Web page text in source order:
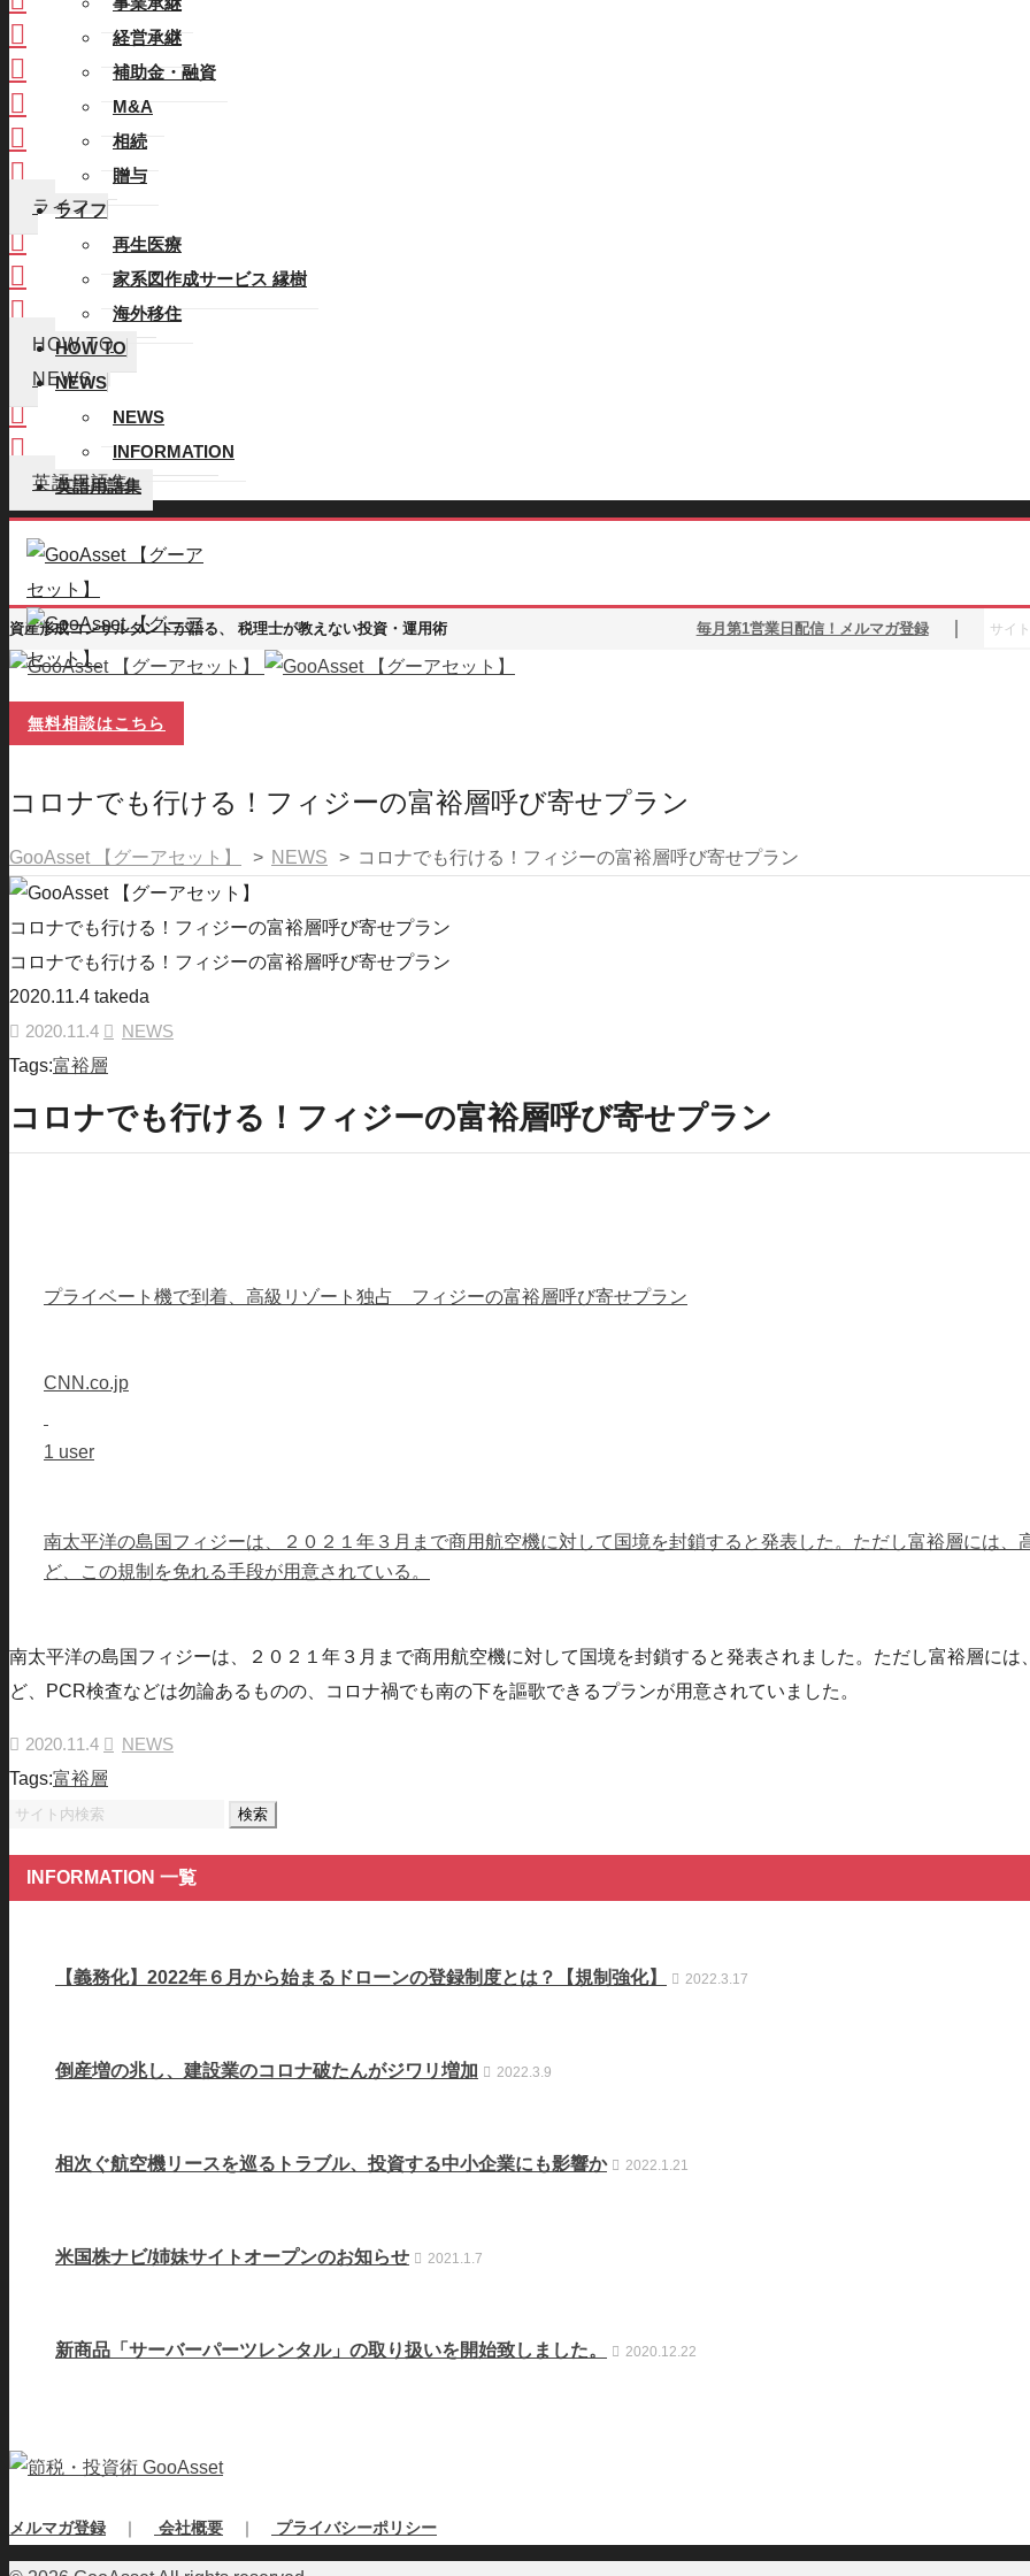
経営承継
補助金・融資
M&A
相続
贈与
ライフ
再生医療
家系図作成サービス 縁樹
海外移住
HOW TO
NEWS
NEWS
INFORMATION
英語用語集
資産形成コンサルタントが語る、 税理士が教えない投資・運用術 毎月第1営業日配信！メルマガ登録｜
経営承継
補助金・融資
M&A
相続
贈与
ライフ
再生医療
家系図作成サービス 縁樹
海外移住
HOW TO
NEWS
NEWS
INFORMATION
英語用語集
無料相談はこちら
コロナでも行ける！フィジーの富裕層呼び寄せプラン
GooAsset 【グーアセット】 > NEWS > コロナでも行ける！フィジーの富裕層呼び寄せプラン
コロナでも行ける！フィジーの富裕層呼び寄せプラン
コロナでも行ける！フィジーの富裕層呼び寄せプラン
2020.11.4 takeda
2020.11.4
NEWS
Tags:富裕層
コロナでも行ける！フィジーの富裕層呼び寄せプラン
プライベート機で到着、高級リゾート独占 フィジーの富裕層呼び寄せプラン
CNN.co.jp
1 user
南太平洋の島国フィジーは、２０２１年３月まで商用航空機に対して国境を封鎖すると発表した。ただし富裕層には
ど、この規制を免れる手段が用意されている。
南太平洋の島国フィジーは、２０２１年３月まで商用航空機に対して国境を封鎖すると発表されました。ただし富裕層に
ど、PCR検査などは勿論あるものの、コロナ禍でも南の下を謳歌できるプランが用意されていました。
2020.11.4
NEWS
Tags:富裕層
Search
INFORMATION 一覧
【義務化】2022年６月から始まるドローンの登録制度とは？【規制強化】 2022.3.17
倒産増の兆し、建設業のコロナ破たんがジワリ増加 2022.3.9
相次ぐ航空機リースを巡るトラブル、投資する中小企業にも影響か 2022.1.21
米国株ナビ/姉妹サイトオープンのお知らせ 2021.1.7
新商品「サーバーパーツレンタル」の取り扱いを開始致しました。 2020.12.22
メルマガ登録 ｜ 会社概要 ｜ プライバシーポリシー